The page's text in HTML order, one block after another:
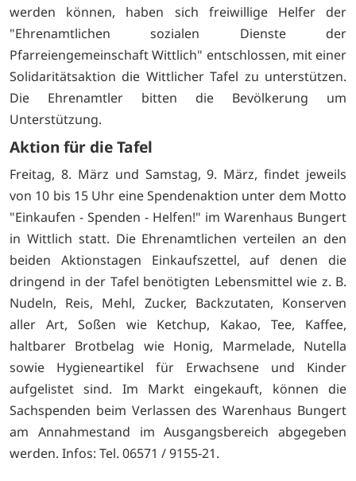
werden können, haben sich freiwillige Helfer der
"Ehrenamtlichen sozialen Dienste der
Pfarreiengemeinschaft Wittlich" entschlossen, mit einer
Solidaritätsaktion die Wittlicher Tafel zu unterstützen.
Die Ehrenamtler bitten die Bevölkerung um
Unterstützung.
Aktion für die Tafel
Freitag, 8. März und Samstag, 9. März, findet jeweils
von 10 bis 15 Uhr eine Spendenaktion unter dem Motto
"Einkaufen - Spenden - Helfen!" im Warenhaus Bungert
in Wittlich statt. Die Ehrenamtlichen verteilen an den
beiden Aktionstagen Einkaufszettel, auf denen die
dringend in der Tafel benötigten Lebensmittel wie z. B.
Nudeln, Reis, Mehl, Zucker, Backzutaten, Konserven
aller Art, Soßen wie Ketchup, Kakao, Tee, Kaffee,
haltbarer Brotbelag wie Honig, Marmelade, Nutella
sowie Hygieneartikel für Erwachsene und Kinder
aufgelistet sind. Im Markt eingekauft, können die
Sachspenden beim Verlassen des Warenhaus Bungert
am Annahmestand im Ausgangsbereich abgegeben
werden. Infos: Tel. 06571 / 9155-21.